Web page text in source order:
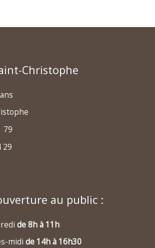
Christophe
79
29
au public :
de 8h à 11h
midi de 14h à 16h30